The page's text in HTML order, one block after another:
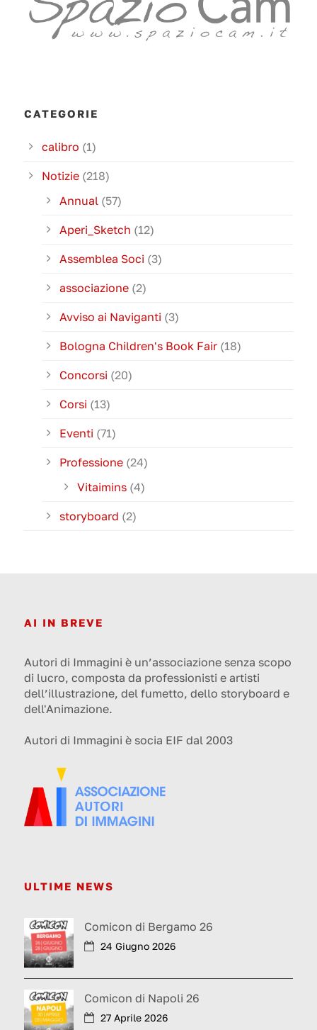
CATEGORIE
calibro (1)
Notizie (218)
Annual (57)
Aperi_Sketch (12)
Assemblea Soci (3)
associazione (2)
Avviso ai Naviganti (3)
Bologna Children's Book Fair (18)
Concorsi (20)
Corsi (13)
Eventi (71)
Professione (24)
Vitaimins (4)
storyboard (2)
AI IN BREVE
Autori di Immagini è un’associazione senza scopo
di lucro, composta da professionisti e artisti
dell’illustrazione, del fumetto, dello storyboard e
dell'Animazione.
Autori di Immagini è socia EIF dal 2003
ULTIME NEWS
Comicon di Bergamo 26
24 Giugno 2026
Comicon di Napoli 26
27 Aprile 2026